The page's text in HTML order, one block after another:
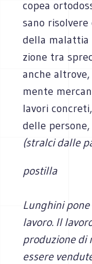
co­pea
sano
della malat­tia
zione tra
anche
mente
lavori
delle
(stralci dalle
postilla
Lunghini
lavoro. Il
produzione di
essere